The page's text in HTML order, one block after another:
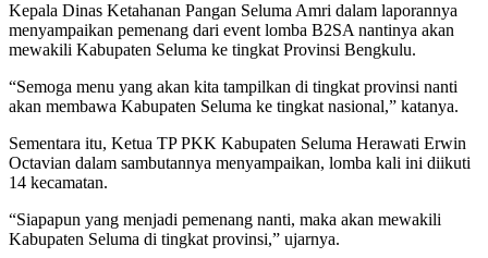
Kepala Dinas Ketahanan Pangan Seluma Amri dalam laporannya
menyampaikan pemenang dari event lomba B2SA nantinya akan
mewakili Kabupaten Seluma ke tingkat Provinsi Bengkulu.
“Semoga menu yang akan kita tampilkan di tingkat provinsi nanti
akan membawa Kabupaten Seluma ke tingkat nasional,” katanya.
Sementara itu, Ketua TP PKK Kabupaten Seluma Herawati Erwin
Octavian dalam sambutannya menyampaikan, lomba kali ini diikuti
14 kecamatan.
“Siapapun yang menjadi pemenang nanti, maka akan mewakili
Kabupaten Seluma di tingkat provinsi,” ujarnya.